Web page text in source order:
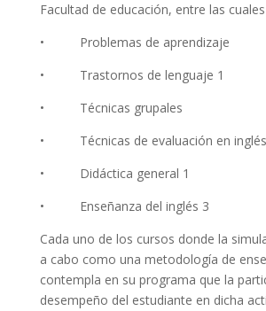
Facultad de educación, entre las
• Problemas de aprendizaje
• Trastornos de lenguaje 1
• Técnicas grupales
• Técnicas de evaluación en inglés
• Didáctica general 1
• Enseñanza del inglés 3
Cada uno de los cursos donde la
a cabo como una metodología de
contempla en su programa que la
desempeño del estudiante en dicha